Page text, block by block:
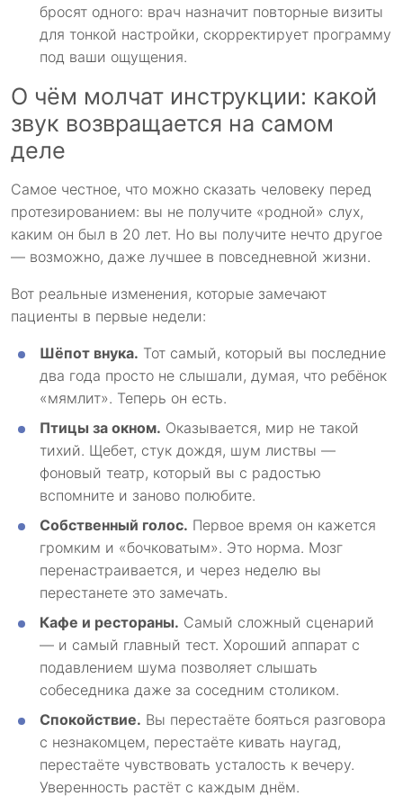
бросят одного: врач назначит повторные визиты
для тонкой настройки, скорректирует программу
под ваши ощущения.
О чём молчат инструкции: какой
звук возвращается на самом
деле
Самое честное, что можно сказать человеку перед
протезированием: вы не получите «родной» слух,
каким он был в 20 лет. Но вы получите нечто другое
— возможно, даже лучшее в повседневной жизни.
Вот реальные изменения, которые замечают
пациенты в первые недели:
Шёпот внука. Тот самый, который вы последние
два года просто не слышали, думая, что ребёнок
«мямлит». Теперь он есть.
Птицы за окном. Оказывается, мир не такой
тихий. Щебет, стук дождя, шум листвы —
фоновый театр, который вы с радостью
вспомните и заново полюбите.
Собственный голос. Первое время он кажется
громким и «бочковатым». Это норма. Мозг
перенастраивается, и через неделю вы
перестанете это замечать.
Кафе и рестораны. Самый сложный сценарий
— и самый главный тест. Хороший аппарат с
подавлением шума позволяет слышать
собеседника даже за соседним столиком.
Спокойствие. Вы перестаёте бояться разговора
с незнакомцем, перестаёте кивать наугад,
перестаёте чувствовать усталость к вечеру.
Уверенность растёт с каждым днём.